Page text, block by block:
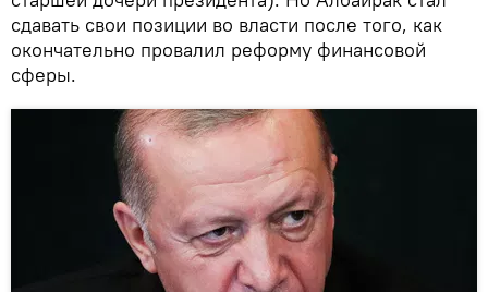
сдавать свои позиции во власти после того, как
окончательно провалил реформу финансовой
сферы.